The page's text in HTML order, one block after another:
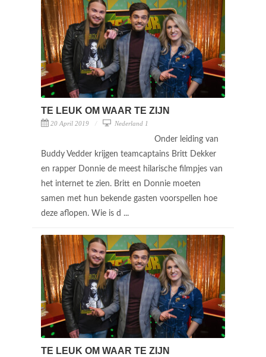
TE LEUK OM WAAR TE ZIJN
20 April 2019 Nederland 1
Onder leiding van
Buddy Vedder krijgen teamcaptains Britt Dekker
en rapper Donnie de meest hilarische filmpjes van
het internet te zien. Britt en Donnie moeten
samen met hun bekende gasten voorspellen hoe
deze aflopen. Wie is d ...
TE LEUK OM WAAR TE ZIJN